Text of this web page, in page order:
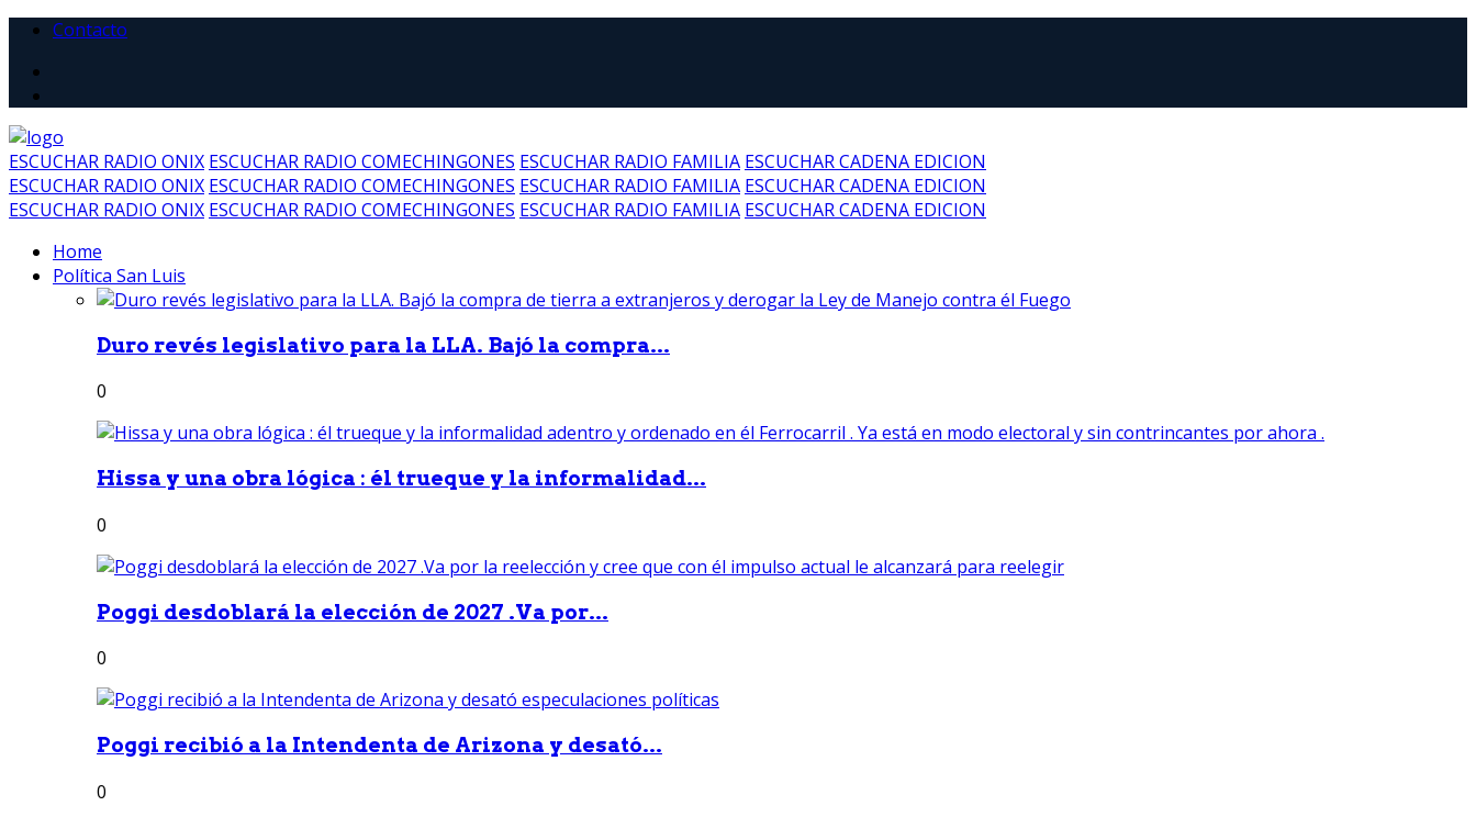
Contacto
ESCUCHAR RADIO ONIX ESCUCHAR RADIO COMECHINGONES ESCUCHAR RADIO FAMILIA ESCUCHAR CADENA EDICION
ESCUCHAR RADIO ONIX ESCUCHAR RADIO COMECHINGONES ESCUCHAR RADIO FAMILIA ESCUCHAR CADENA EDICION
ESCUCHAR RADIO ONIX ESCUCHAR RADIO COMECHINGONES ESCUCHAR RADIO FAMILIA ESCUCHAR CADENA EDICION
Home
Política San Luis
Duro revés legislativo para la LLA. Bajó la compra...
0
Hissa y una obra lógica : él trueque y la informalidad...
0
Poggi desdoblará la elección de 2027 .Va por...
0
Poggi recibió a la Intendenta de Arizona y desató...
0